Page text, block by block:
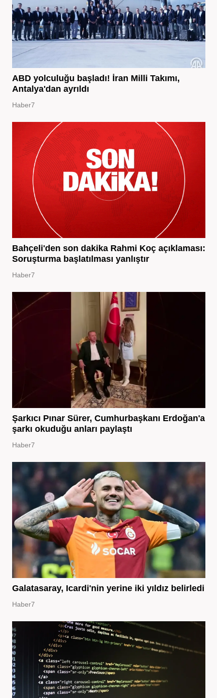
ABD yolculuğu başladı! İran Milli Takımı,
Antalya'dan ayrıldı
Haber7
Bahçeli'den son dakika Rahmi Koç açıklaması:
Soruşturma başlatılması yanlıştır
Haber7
Şarkıcı Pınar Sürer, Cumhurbaşkanı Erdoğan'a
şarkı okuduğu anları paylaştı
Haber7
Galatasaray, Icardi'nin yerine iki yıldız belirledi
Haber7